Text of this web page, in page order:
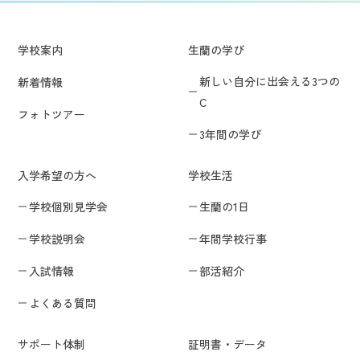
学校案内
新着情報
フォトツアー
生蘭の学び
新しい自分に出会える3つの
C
3年間の学び
入学希望の方へ
学校個別見学会
学校説明会
入試情報
よくある質問
学校生活
生蘭の1日
年間学校行事
部活紹介
サポート体制 証明書・データ